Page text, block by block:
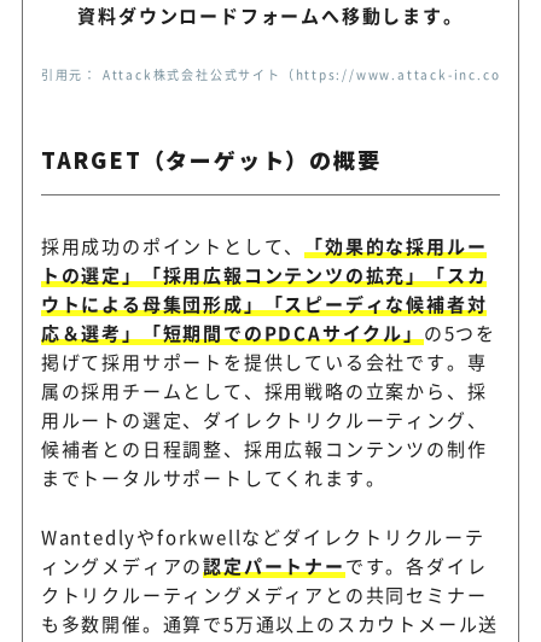
資料ダウンロードフォームへ移動します。
引用元： Attack株式会社公式サイト（https://www.attack-
TARGET（ターゲット）の概要
採用成功のポイントとして、
「効果的な採用ルー
トの選定」「採用広報コンテンツの拡充」「スカ
ウトによる母集団形成」「スピーディな候補者対
応＆選考」「短期間でのPDCAサイクル」 の5つを
掲げて採用サポートを提供している会社です。専
属の採用チームとして、採用戦略の立案から、採
用ルートの選定、ダイレクトリクルーティング、
候補者との日程調整、採用広報コンテンツの制作
までトータルサポートしてくれます。
Wantedlyやforkwellなどダイレクトリクルーテ
ィングメディアの認定パートナーです。各ダイレ
クトリクルーティングメディアとの共同セミナー
も多数開催。通算で5万通以上のスカウトメール送